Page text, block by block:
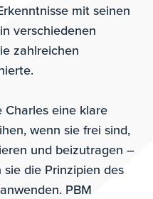
mit seinen
verschiedenen
zahlreichen
eine klare
wenn sie frei sind,
und beizutragen –
die Prinzipien des
PBM